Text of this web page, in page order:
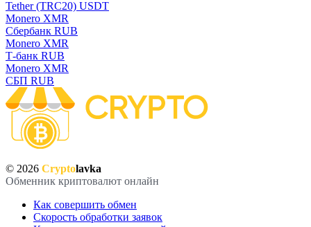
Tether (TRC20) USDT
Monero XMR
Сбербанк RUB
Monero XMR
Т-банк RUB
Monero XMR
СБП RUB
© 2026 Cryptolavka
Обменник криптовалют онлайн
Как совершить обмен
Скорость обработки заявок